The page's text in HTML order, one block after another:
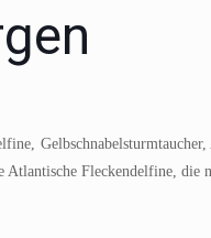
Fleckendelfine,